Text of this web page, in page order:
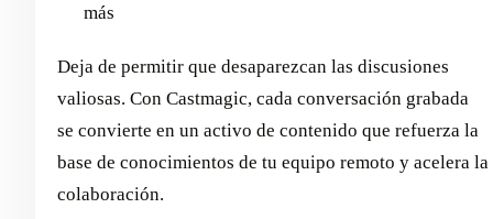
más
Deja de permitir que desaparezcan las discusiones
valiosas. Con Castmagic, cada conversación grabada
se convierte en un activo de contenido que refuerza la
base de conocimientos de tu equipo remoto y acelera la
colaboración.